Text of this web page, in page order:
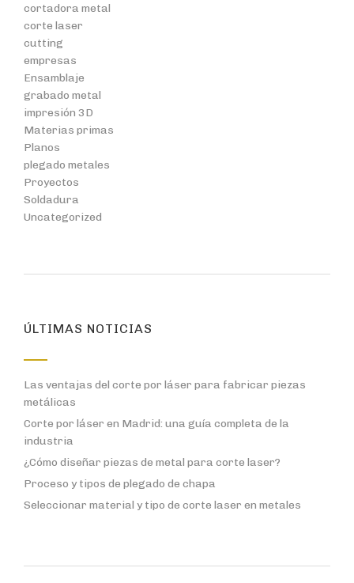
cortadora metal
corte laser
cutting
empresas
Ensamblaje
grabado metal
impresión 3D
Materias primas
Planos
plegado metales
Proyectos
Soldadura
Uncategorized
ÚLTIMAS NOTICIAS
Las ventajas del corte por láser para fabricar piezas
metálicas
Corte por láser en Madrid: una guía completa de la
industria
¿Cómo diseñar piezas de metal para corte laser?
Proceso y tipos de plegado de chapa
Seleccionar material y tipo de corte laser en metales